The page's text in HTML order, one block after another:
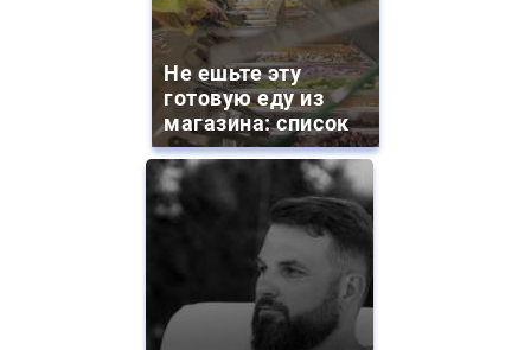
Не ешьте эту
готовую еду из
магазина: список